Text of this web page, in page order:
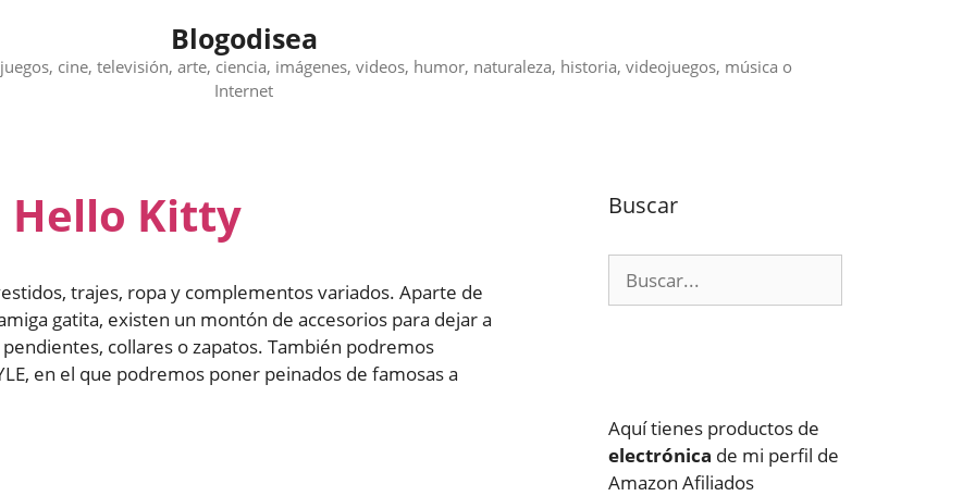
Blogodisea
cine, televisión, arte, ciencia, imágenes, videos, humor, naturaleza, historia, videojuegos, música o
Internet
Hello Kitty
trajes, ropa y complementos variados. Aparte de
gatita, existen un montón de accesorios para dejar a
collares o zapatos. También podremos
en el que podremos poner peinados de famosas a
Buscar
Aquí tienes productos de
electrónica de mi perfil de
Amazon Afiliados